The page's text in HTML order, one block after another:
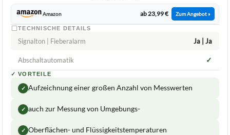
Amazon ab 23,99 € Zum Angebot »
TECHNISCHE DETAILS
Signalton | Fieberalarm Ja | Ja
Abschaltautomatik ✓
✓ VORTEILE
✓ Aufzeichnung einer großen Anzahl von Messwerten
✓ auch zur Messung von Umgebungs-
✓ Oberflächen- und Flüssigkeitstemperaturen